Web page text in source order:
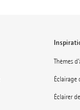
Thèmes
Éclairage
Éclairer